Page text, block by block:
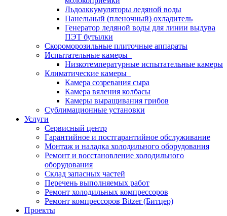
Льдоаккумуляторы ледяной воды
Панельный (пленочный) охладитель
Генератор ледяной воды для линии выдува
ПЭТ бутылки
Скороморозильные плиточные аппараты
Испытательные камеры
Низкотемпературные испытательные камеры
Климатические камеры
Камера созревания сыра
Камера вяления колбасы
Камеры выращивания грибов
Сублимационные установки
Услуги
Сервисный центр
Гарантийное и постгарантийное обслуживание
Монтаж и наладка холодильного оборудования
Ремонт и восстановление холодильного
оборудования
Склад запасных частей
Перечень выполняемых работ
Ремонт холодильных компрессоров
Ремонт компрессоров Bitzer (Битцер)
Проекты